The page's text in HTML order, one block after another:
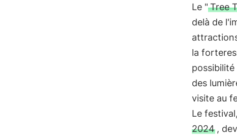
Le " Tree
delà de
la
des
visite au
Le
2024 ,